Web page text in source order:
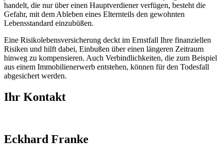
handelt, die nur über einen Hauptverdiener verfügen, besteht die
Gefahr, mit dem Ableben eines Elternteils den gewohnten
Lebensstandard einzubüßen.
Eine Risikolebensversicherung deckt im Ernstfall Ihre finanziellen
Risiken und hilft dabei, Einbußen über einen längeren Zeitraum
hinweg zu kompensieren. Auch Verbindlichkeiten, die zum Beispiel
aus einem Immobilienerwerb entstehen, können für den Todesfall
abgesichert werden.
Ihr Kontakt
Eckhard Franke